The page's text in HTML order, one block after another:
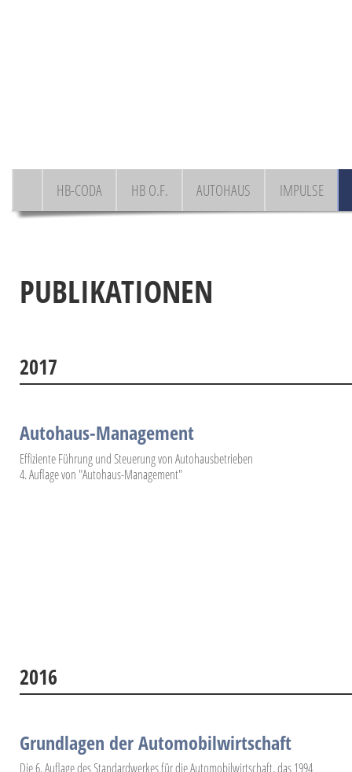
HB-CODA HB O.F. AUTOHAUS IMPULSE
PUBLIKATIONEN
2017
Autohaus-Management
Effiziente Führung und Steuerung von Autohausbetrieben
4. Auflage von "Autohaus-Management"
2016
Grundlagen der Automobilwirtschaft
Die 6. Auflage des Standardwerkes für die Automobilwirtschaft, das 1994